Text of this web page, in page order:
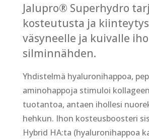
Jalupro® Superhydro
kosteutusta ja
väsyneelle ja kuivalle
silminnähden.
Yhdistelmä hyaluronihappoa,
aminohappoja stimuloi
tuotantoa, antaen ihollesi
hehkun. Ihon kosteusboosteri
Hybrid HA:ta (hyaluronihappoa